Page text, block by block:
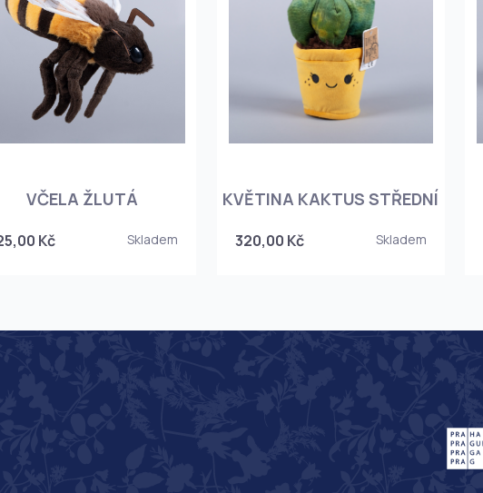
VČELA ŽLUTÁ
Kč Skladem
KVĚTINA KAKTUS STŘEDNÍ
320,00 Kč Skladem